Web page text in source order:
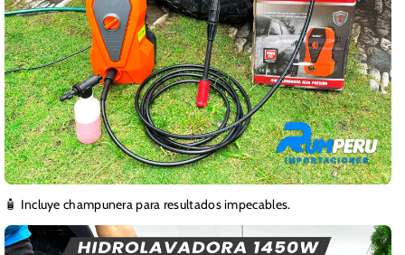
🧴 Incluye champunera para resultados impecables.